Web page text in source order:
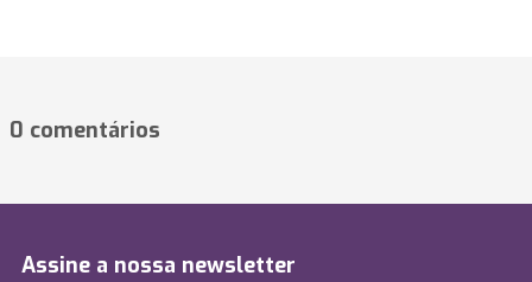
0 comentários
Assine a nossa newsletter